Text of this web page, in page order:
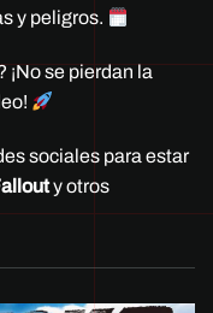
y peligros.
¡No se pierdan la
sociales para estar
y otros